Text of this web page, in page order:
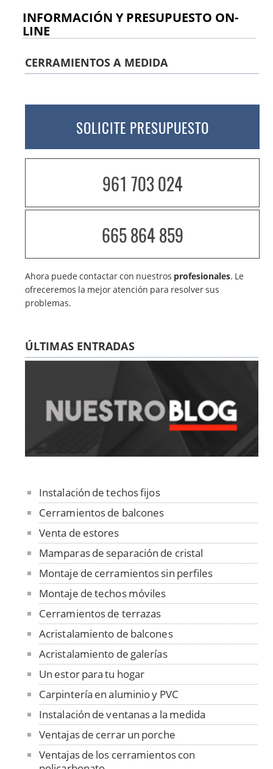
INFORMACIÓN Y PRESUPUESTO ON-
LINE
CERRAMIENTOS A MEDIDA
SOLICITE PRESUPUESTO
961 703 024
665 864 859
Ahora puede contactar con nuestros profesionales. Le
ofreceremos la mejor atención para resolver sus
problemas.
ÚLTIMAS ENTRADAS
Instalación de techos fijos
Cerramientos de balcones
Venta de estores
Mamparas de separación de cristal
Montaje de cerramientos sin perfiles
Montaje de techos móviles
Cerramientos de terrazas
Acristalamiento de balcones
Acristalamiento de galerías
Un estor para tu hogar
Carpintería en aluminio y PVC
Instalación de ventanas a la medida
Ventajas de cerrar un porche
Ventajas de los cerramientos con